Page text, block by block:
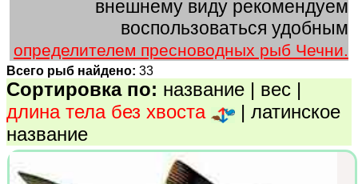
внешнему виду рекомендуем
воспользоваться удобным
определителем пресноводных рыб Чечни.
Всего рыб найдено: 33
Сортировка по: название | вес |
длина тела без хвоста
| латинское
название